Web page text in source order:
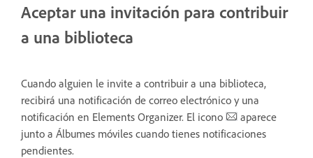
Aceptar una invitación para contribuir
a una biblioteca
Cuando alguien le invite a contribuir a una biblioteca,
recibirá una notificación de correo electrónico y una
notificación en Elements Organizer. El icono
aparece
junto a Álbumes móviles cuando tienes notificaciones
pendientes.